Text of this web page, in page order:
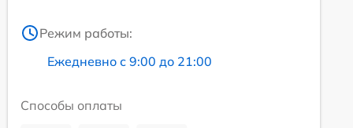
Режим работы:
Ежедневно с 9:00 до 21:00
Способы оплаты